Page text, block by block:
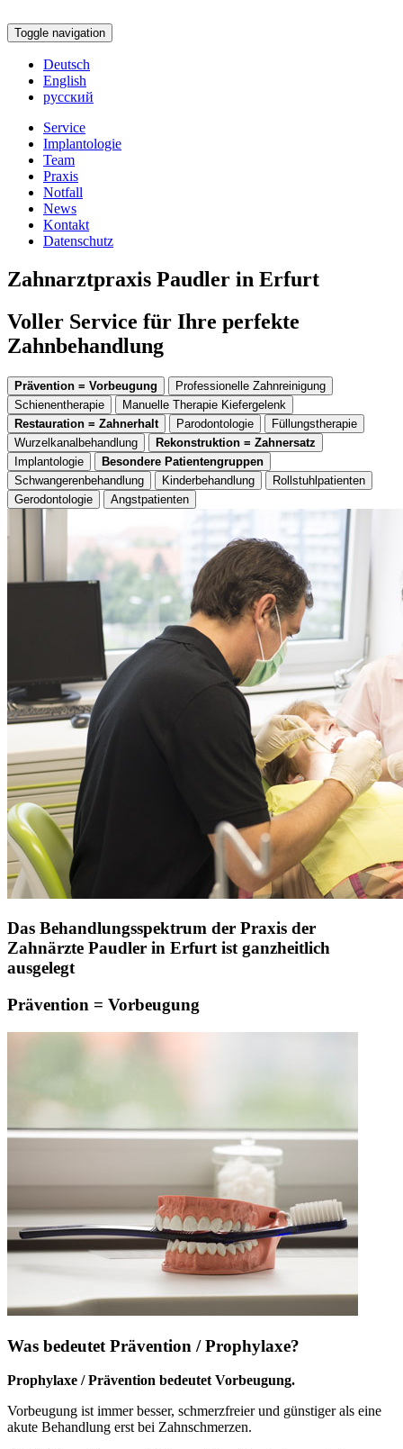
Toggle navigation
Deutsch
English
русский
Service
Implantologie
Team
Praxis
Notfall
News
Kontakt
Datenschutz
Zahnarztpraxis Paudler in Erfurt
Voller Service für Ihre perfekte
Zahnbehandlung
Prävention = Vorbeugung
Professionelle Zahnreinigung
Schienentherapie
Manuelle Therapie Kiefergelenk
Restauration = Zahnerhalt
Parodontologie
Füllungstherapie
Wurzelkanalbehandlung
Rekonstruktion = Zahnersatz
Implantologie
Besondere Patientengruppen
Schwangerenbehandlung
Kinderbehandlung
Rollstuhlpatienten
Gerodontologie
Angstpatienten
Das Behandlungsspektrum der Praxis der
Zahnärzte Paudler in Erfurt ist ganzheitlich
ausgelegt
Prävention = Vorbeugung
Was bedeutet Prävention / Prophylaxe?
Prophylaxe / Prävention bedeutet Vorbeugung.
Vorbeugung ist immer besser, schmerzfreier und günstiger als eine
akute Behandlung erst bei Zahnschmerzen.